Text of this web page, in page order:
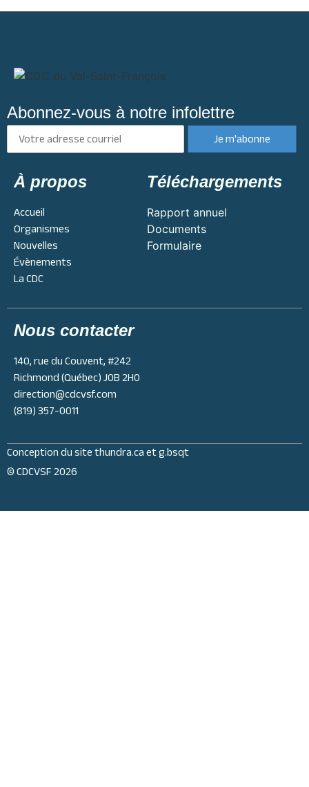
Abonnez-vous à notre infolettre
À propos
Accueil
Organismes
Nouvelles
Évènements
La CDC
Téléchargements
Rapport annuel
Documents
Formulaire
Nous contacter
140, rue du Couvent, #242
Richmond (Québec) J0B 2H0
direction@cdcvsf.com
(819) 357-0011
© CDCVSF 2026
Conception du sitethundra.caetg.bsqt